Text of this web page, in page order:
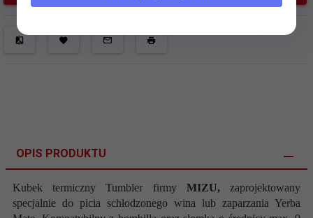
OPIS PRODUKTU
Kubek termicznyTumbler firmy MIZU,zaprojektowany
specjalnie do picia schłodzonego wina lub zaparzania Yerba